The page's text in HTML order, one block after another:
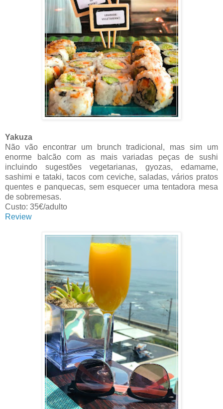
Yakuza
Não vão encontrar um brunch tradicional, mas sim um
enorme balcão com as mais variadas peças de sushi
incluindo sugestões vegetarianas, gyozas, edamame,
sashimi e tataki, tacos com ceviche, saladas, vários pratos
quentes e panquecas, sem esquecer uma tentadora mesa
de sobremesas.
Custo: 35€/adulto
Review